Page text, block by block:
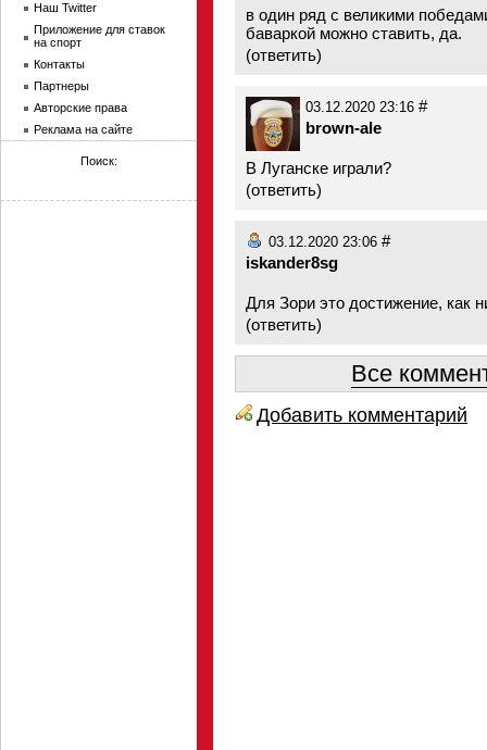
в один ряд с великими
баваркой можно ставить, да.
(ответить)
03.12.2020 23:16 #
brown-ale
В Луганске играли?
(ответить)
03.12.2020 23:06 #
iskander8sg
Для Зори это достижение, как
(ответить)
Все
Добавить комментарий
Наш Twitter
Приложение для ставок
на спорт
Контакты
Партнеры
Авторские права
Реклама на сайте
Поиск: